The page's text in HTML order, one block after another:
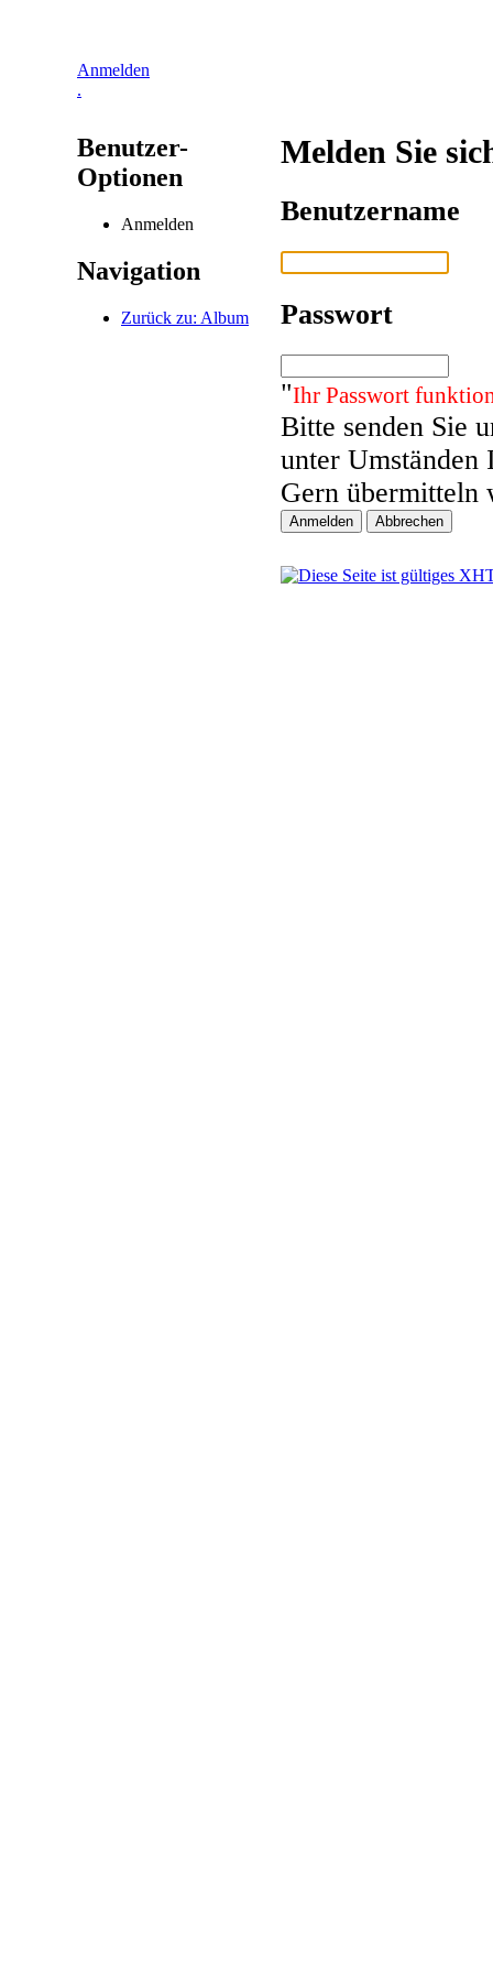
Anmelden
.
Benutzer-
Optionen
Anmelden
Navigation
Zurück zu: Album
Melden Sie
Benutzername
Passwort
"Ihr Passwort
Bitte senden Sie
unter Umständen
Gern übermitteln